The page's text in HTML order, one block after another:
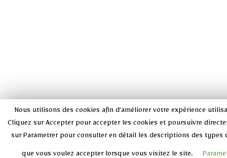
Nous utilisons des cookies afin d’améliorer votre expérience
Cliquez sur Accepter pour accepter les cookies et poursuivre
sur Parametrer pour consulter en détail les descriptions des types
que vous voulez accepter lorsque vous visitez le site.